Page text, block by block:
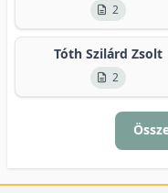
2
Tóth Szilárd Zsolt
2